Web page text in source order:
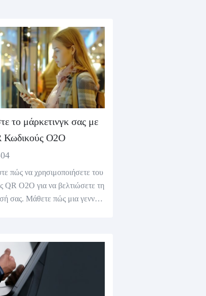
το μάρκετινγκ σας με
Κωδικούς O2O
πώς να χρησιμοποιήσετε του
QR O2O για να βελτιώσετε τη
σας. Μάθετε πώς μια γεννήτ